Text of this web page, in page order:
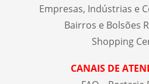
Empresas, Indústrias e
Bairros e Bolsões
Shopping
CANAIS DE